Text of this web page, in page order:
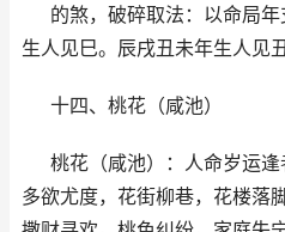
的煞，破碎取法：以命局
生人见巳。辰戌丑未年生人见
十四、桃花（咸池）
桃花（咸池）：人命岁运逢
多欲尤度，花街柳巷，花楼落